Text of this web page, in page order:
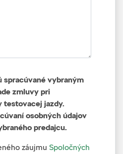
spracúvané vybraným
zmluvy pri
testovacej jazdy.
osobných údajov
predajcu.
záujmu Spoločných